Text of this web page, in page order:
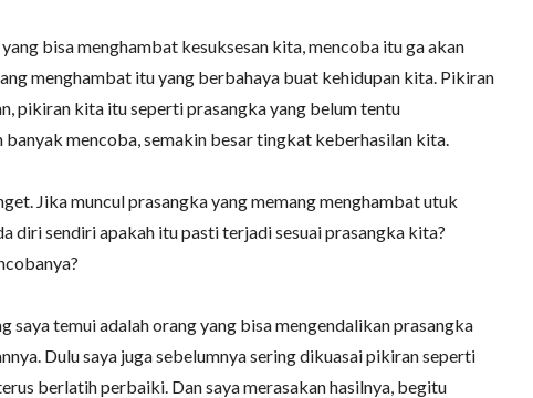
bisa menghambat kesuksesan kita, mencoba itu ga akan
menghambat itu yang berbahaya buat kehidupan kita. Pikiran
pikiran kita itu seperti prasangka yang belum tentu
banyak mencoba, semakin besar tingkat keberhasilan kita.
Jika muncul prasangka yang memang menghambat utuk
diri sendiri apakah itu pasti terjadi sesuai prasangka kita?
saya temui adalah orang yang bisa mengendalikan prasangka
Dulu saya juga sebelumnya sering dikuasai pikiran seperti
berlatih perbaiki. Dan saya merasakan hasilnya, begitu